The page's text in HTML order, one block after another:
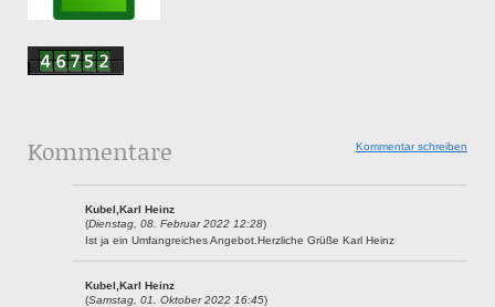
Kommentar schreiben
Kommentare
Kubel,Karl Heinz
(Dienstag, 08. Februar 2022 12:28)
Ist ja ein Umfangreiches Angebot.Herzliche Grüße Karl Heinz
Kubel,Karl Heinz
(Samstag, 01. Oktober 2022 16:45)